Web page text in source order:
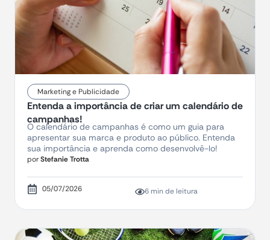
Marketing e Publicidade
Entenda a importância de criar um calendário de
campanhas!
O calendário de campanhas é como um guia para
apresentar sua marca e produto ao público. Entenda
sua importância e aprenda como desenvolvê-lo!
porStefanie Trotta
05/07/2026 6 min de leitura